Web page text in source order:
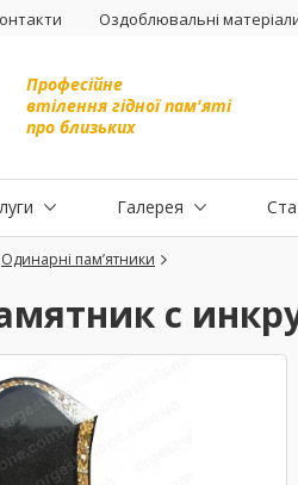
Оздоблювальні
Професійне
втілення гідної пам'яті
про близьких
Галерея
Одинарні пам’ятники
с